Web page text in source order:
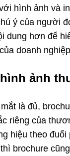
hình ảnh và
ý của người
dung hơn để
doanh
ảnh
là đủ,
riêng của
hiệu theo đuổi
brochure